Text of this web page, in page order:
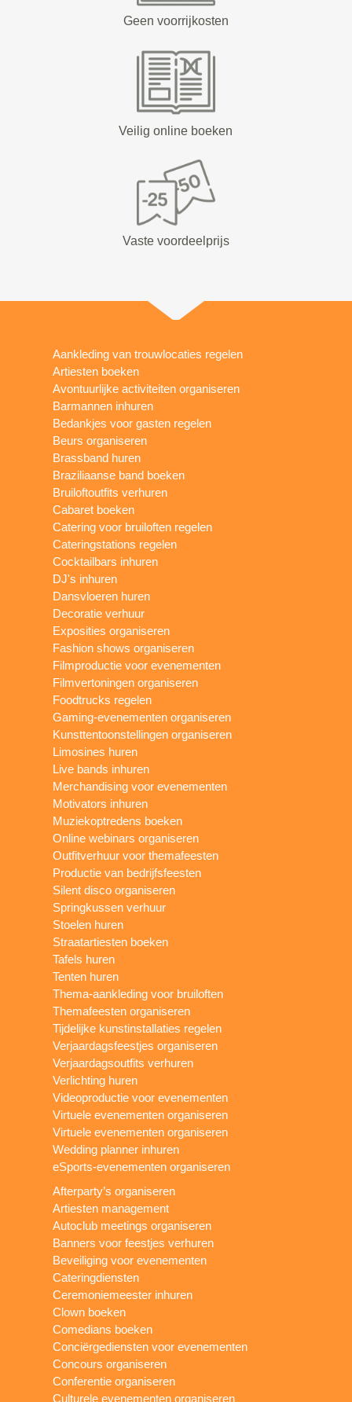
Geen voorrijkosten
Veilig online boeken
Vaste voordeelprijs
Aankleding van trouwlocaties regelen
Artiesten boeken
Avontuurlijke activiteiten organiseren
Barmannen inhuren
Bedankjes voor gasten regelen
Beurs organiseren
Brassband huren
Braziliaanse band boeken
Bruiloftoutfits verhuren
Cabaret boeken
Catering voor bruiloften regelen
Cateringstations regelen
Cocktailbars inhuren
DJ's inhuren
Dansvloeren huren
Decoratie verhuur
Exposities organiseren
Fashion shows organiseren
Filmproductie voor evenementen
Filmvertoningen organiseren
Foodtrucks regelen
Gaming-evenementen organiseren
Kunsttentoonstellingen organiseren
Limosines huren
Live bands inhuren
Merchandising voor evenementen
Motivators inhuren
Muziekoptredens boeken
Online webinars organiseren
Outfitverhuur voor themafeesten
Productie van bedrijfsfeesten
Silent disco organiseren
Springkussen verhuur
Stoelen huren
Straatartiesten boeken
Tafels huren
Tenten huren
Thema-aankleding voor bruiloften
Themafeesten organiseren
Tijdelijke kunstinstallaties regelen
Verjaardagsfeestjes organiseren
Verjaardagsoutfits verhuren
Verlichting huren
Videoproductie voor evenementen
Virtuele evenementen organiseren
Virtuele evenementen organiseren
Wedding planner inhuren
eSports-evenementen organiseren
Afterparty’s organiseren
Artiesten management
Autoclub meetings organiseren
Banners voor feestjes verhuren
Beveiliging voor evenementen
Cateringdiensten
Ceremoniemeester inhuren
Clown boeken
Comedians boeken
Conciërgediensten voor evenementen
Concours organiseren
Conferentie organiseren
Culturele evenementen organiseren